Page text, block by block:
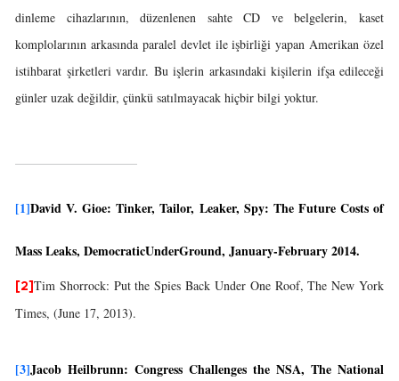
dinleme cihazlarının, düzenlenen sahte CD ve belgelerin, kaset
komplolarının arkasında paralel devlet ile işbirliği yapan Amerikan özel
istihbarat şirketleri vardır. Bu işlerin arkasındaki kişilerin ifşa edileceği
günler uzak değildir, çünkü satılmayacak hiçbir bilgi yoktur.
[1]David V. Gioe: Tinker, Tailor, Leaker, Spy: The Future Costs of
Mass Leaks, DemocraticUnderGround, January-February 2014.
[2] Tim Shorrock: Put the Spies Back Under One Roof, The New York
Times, (June 17, 2013).
[3]Jacob Heilbrunn: Congress Challenges the NSA, The National